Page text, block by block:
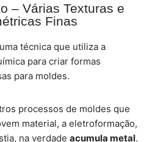
– Várias Texturas e
Finas
técnica que utiliza a
para criar formas
para moldes.
processos de moldes que
material, a eletroformação,
na verdade acumula metal.